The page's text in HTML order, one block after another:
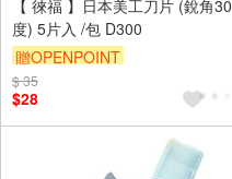
【 徠福 】日本美工刀片 (銳角30
度) 5片入 /包 D300
贈OPENPOINT
$ 35
$28